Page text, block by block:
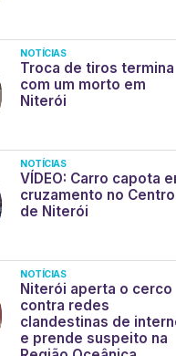
NOTÍCIAS
Troca de tiros termina
com um morto em
Niterói
NOTÍCIAS
VÍDEO: Carro capota
cruzamento no Centro
de Niterói
NOTÍCIAS
Niterói aperta o cerco
contra redes
clandestinas de
e prende suspeito na